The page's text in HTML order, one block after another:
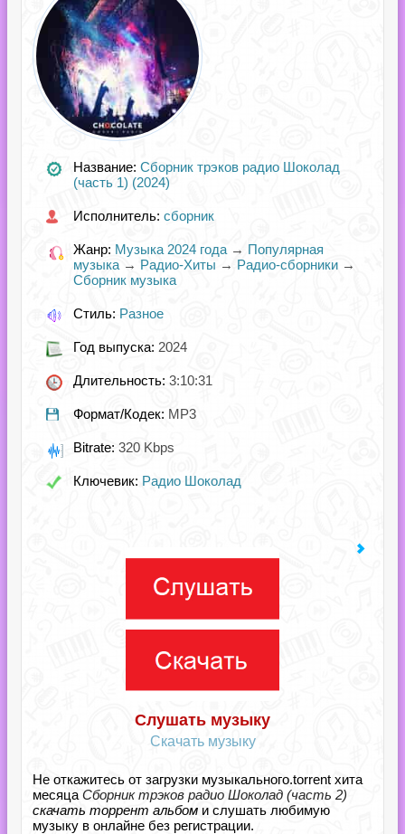
Название: Сборник трэков радио Шоколад
(часть 1) (2024)
Исполнитель: сборник
Жанр: Музыка 2024 года → Популярная
музыка → Радио-Хиты → Радио-сборники →
Сборник музыка
Стиль: Разное
Год выпуска: 2024
Длительность: 3:10:31
Формат/Кодек: MP3
Bitrate: 320 Kbps
Ключевик: Радио Шоколад
Слушать музыку
Скачать музыку
Не откажитесь от загрузки музыкального.torrent хита
месяца Сборник трэков радио Шоколад (часть 2)
скачать торрент альбом и слушать любимую
музыку в онлайне без регистрации.